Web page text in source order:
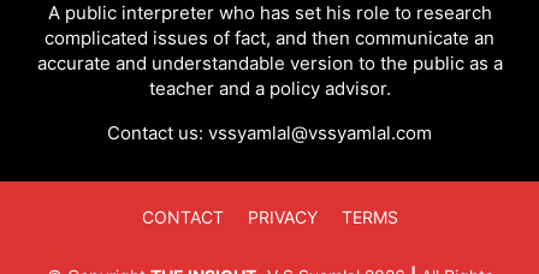
A public interpreter who has set his role to research
complicated issues of fact, and then communicate an
accurate and understandable version to the public as a
teacher and a policy advisor.
Contact us: vssyamlal@vssyamlal.com
CONTACT PRIVACY TERMS